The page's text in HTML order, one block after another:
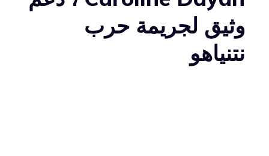
وثيق لجريمة حرب
نتنياهو